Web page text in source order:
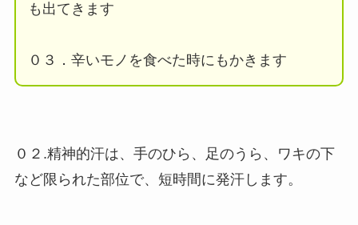
も出てきます
０３．辛いモノを食べた時にもかきます
０２.精神的汗は、手のひら、足のうら、ワキの下
など限られた部位で、短時間に発汗します。